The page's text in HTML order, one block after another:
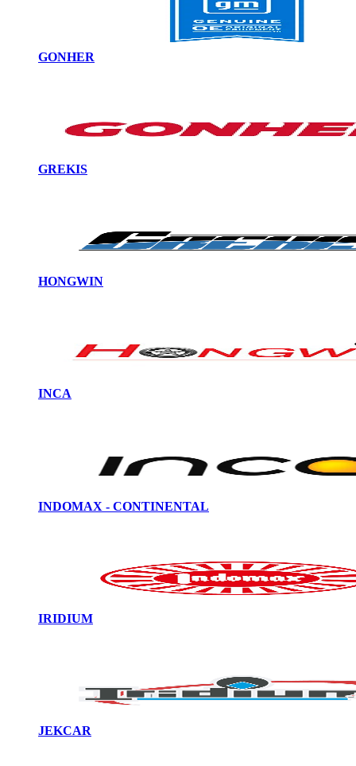
GONHER
GREKIS
HONGWIN
INCA
INDOMAX - CONTINENTAL
IRIDIUM
JEKCAR